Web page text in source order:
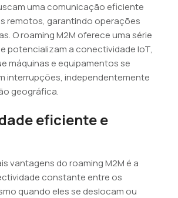
uma comunicação eficiente
remotos, garantindo operações
O roaming M2M oferece uma série
potencializam a conectividade IoT,
máquinas e equipamentos se
interrupções, independentemente
geográfica.
eficiente e
vantagens do roaming M2M é a
constante entre os
quando eles se deslocam ou